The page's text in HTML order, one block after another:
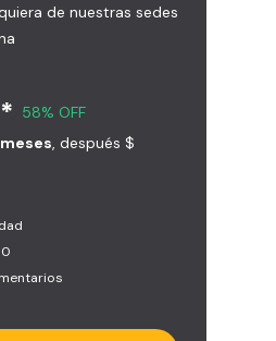
de nuestras sedes
58% OFF
, después $